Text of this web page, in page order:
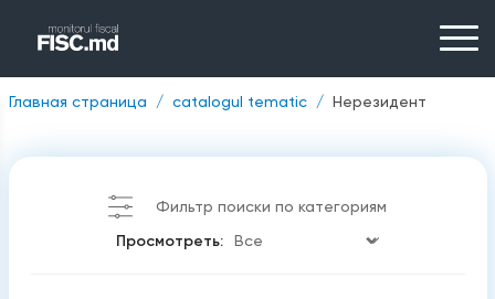
Главная страница catalogul tematic Нерезидент
Фильтр поиски по категориям
Просмотреть: